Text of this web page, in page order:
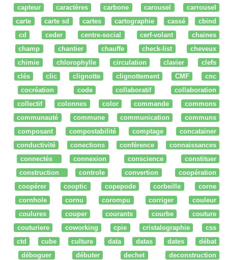
capteur
caractères carbone carousel
carrousel
carte
carte sd cartes cartographie cassé
cbind
cd
ceder centre-social cerf-volant
chaines
champ
chantier chauffe check-list
cheveux
chimie
chlorophylle circulation clavier
clefs
clés
clic clignotte clignottement CMF
cnc
cocréation
code collaboratif
collaboration
collectif
colonnes color commande
commons
communauté
commune communication
communs
composant
compostabilité comptage
concatainer
conductivité
conections conférence
connaissances
connectés
connexion conscience
constituer
construction
controle convertion
coopération
coopérer
cooptic copepode corbeille
corne
cornhole
cornu corompu corriger
couleur
coulures
couper courants courbe
couture
couturiere
coworking cpie cristalographie
css
ctd
cube culture data datas dates
débat
déboguer
débuter dechet
deconstruction